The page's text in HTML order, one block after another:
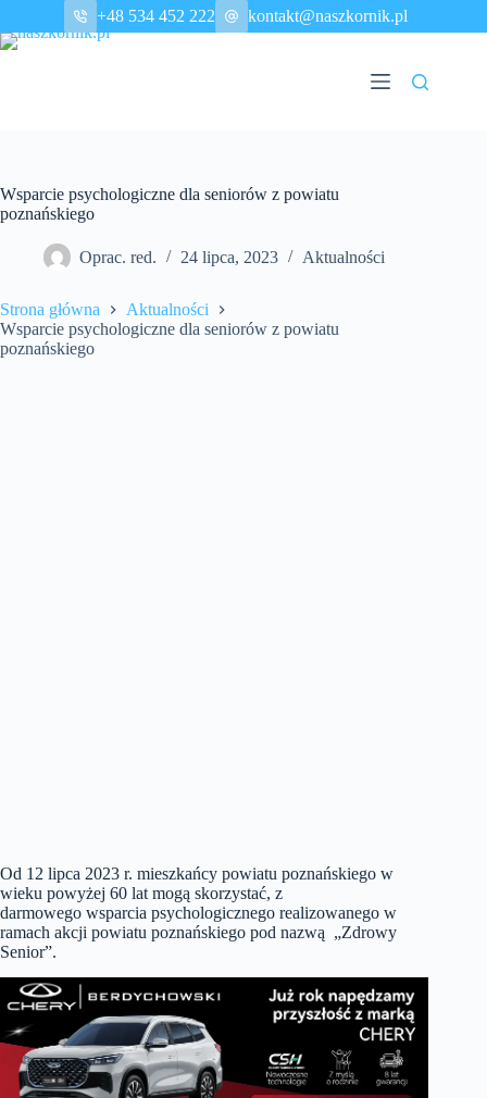
treści
+48 534 452 222 kontakt@naszkornik.pl
Wsparcie psychologiczne dla seniorów z powiatu
poznańskiego
Oprac. red. 24 lipca, 2023 Aktualności
Strona główna
Aktualności
Wsparcie psychologiczne dla seniorów z powiatu
poznańskiego
Od 12 lipca 2023 r. mieszkańcy powiatu poznańskiego w
wieku powyżej 60 lat mogą skorzystać, z
darmowego wsparcia psychologicznego realizowanego w
ramach akcji powiatu poznańskiego pod nazwą „Zdrowy
Senior”.